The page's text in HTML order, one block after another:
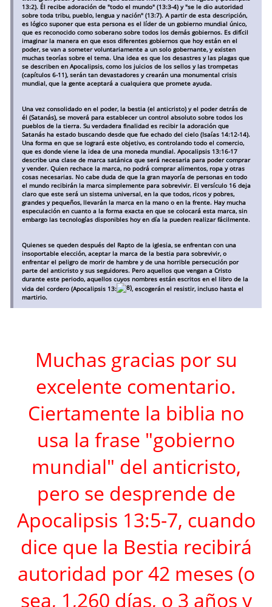
13:2). Él recibe adoración de "todo el mundo" (13:3-4) y "se le dio autoridad
sobre toda tribu, pueblo, lengua y nación" (13:7). A partir de esta descripción,
es lógico suponer que esta persona es el líder de un gobierno mundial único,
que es reconocido como soberano sobre todos los demás gobiernos. Es difícil
imaginar la manera en que esos diferentes gobiernos que hoy están en el
poder, se van a someter voluntariamente a un solo gobernante, y existen
muchas teorías sobre el tema. Una idea es que los desastres y las plagas que
se describen en Apocalipsis, como los juicios de los sellos y las trompetas
(capítulos 6-11), serán tan devastadores y crearán una monumental crisis
mundial, que la gente aceptará a cualquiera que promete ayuda.
Una vez consolidado en el poder, la bestia (el anticristo) y el poder detrás de
él (Satanás), se moverá para establecer un control absoluto sobre todos los
pueblos de la tierra. Su verdadera finalidad es recibir la adoración que
Satanás ha estado buscando desde que fue echado del cielo (Isaías 14:12-14).
Una forma en que se logrará este objetivo, es controlando todo el comercio,
que es donde viene la idea de una moneda mundial. Apocalipsis 13:16-17
describe una clase de marca satánica que será necesaria para poder comprar
y vender. Quien rechace la marca, no podrá comprar alimentos, ropa y otras
cosas necesarias. No cabe duda de que la gran mayoría de personas en todo
el mundo recibirán la marca simplemente para sobrevivir. El versículo 16 deja
claro que este será un sistema universal, en la que todos, ricos y pobres,
grandes y pequeños, llevarán la marca en la mano o en la frente. Hay mucha
especulación en cuanto a la forma exacta en que se colocará esta marca, sin
embargo las tecnologías disponibles hoy en día la pueden realizar fácilmente.
Quienes se queden después del Rapto de la iglesia, se enfrentan con una
insoportable elección, aceptar la marca de la bestia para sobrevivir, o
enfrentar el peligro de morir de hambre y de una horrible persecución por
parte del anticristo y sus seguidores. Pero aquellos que vengan a Cristo
durante este periodo, aquellos cuyos nombres están escritos en el libro de la
vida del cordero (Apocalipsis 13:
, escogerán el resistir, incluso hasta el
martirio.
Muchas gracias por su
excelente comentario.
Ciertamente la biblia no
usa la frase "gobierno
mundial" del anticristo,
pero se desprende de
Apocalipsis 13:5-7, cuando
dice que la Bestia recibirá
autoridad por 42 meses (o
sea, 1,260 días, o 3 años y